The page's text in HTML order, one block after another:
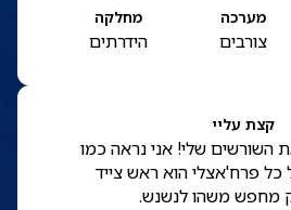
מערכה
צורבים
מחלקה
הידרתים
קצת עליי
השורשים שלי! אני נראה כמו
כל פרח'אצלי הוא ראש צייד
מחפש משהו לנשנש.